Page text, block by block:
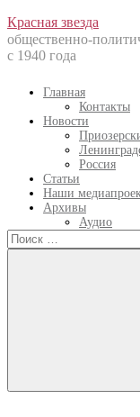
Перейти
к
содержанию
Красная звезда
общественно-
с 1940 года
Главная
Контакты
Новости
Россия
Статьи
Наши
Архивы
Аудио
Искать: